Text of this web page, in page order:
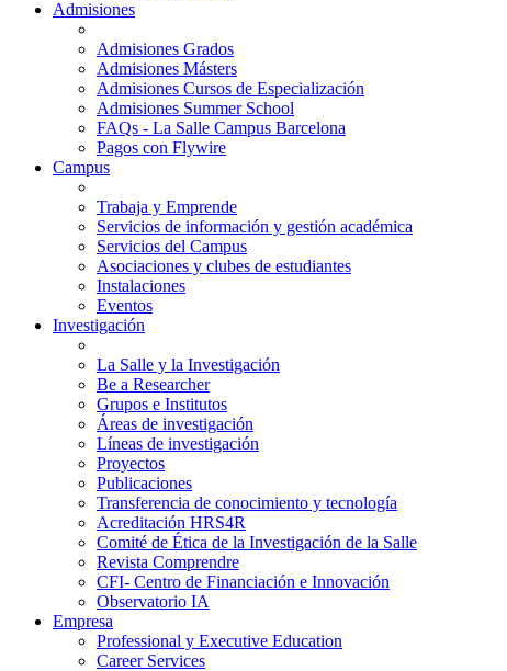
Admisiones
Admisiones Grados
Admisiones Másters
Admisiones Cursos de Especialización
Admisiones Summer School
FAQs - La Salle Campus Barcelona
Pagos con Flywire
Campus
Trabaja y Emprende
Servicios de información y gestión académica
Servicios del Campus
Asociaciones y clubes de estudiantes
Instalaciones
Eventos
Investigación
La Salle y la Investigación
Be a Researcher
Grupos e Institutos
Áreas de investigación
Líneas de investigación
Proyectos
Publicaciones
Transferencia de conocimiento y tecnología
Acreditación HRS4R
Comité de Ética de la Investigación de la Salle
Revista Comprendre
CFI- Centro de Financiación e Innovación
Observatorio IA
Empresa
Professional y Executive Education
Career Services